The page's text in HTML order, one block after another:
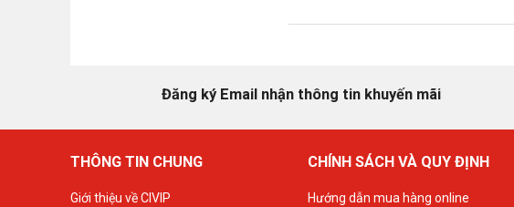
Đăng ký Email nhận thông tin khuyến mãi
THÔNG TIN CHUNG
Giới thiệu về CIVIP
CHÍNH SÁCH VÀ QUY ĐỊNH
Hướng dẫn mua hàng online